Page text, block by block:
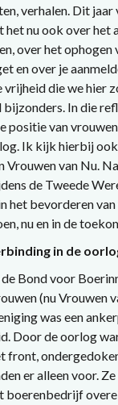
verhalen. Dit jaar
het nu ook over het
over het ophogen
en over je
vrijheid die we hier
bijzonders. In die
positie van
Ik kijk hierbij
Vrouwen van Nu.
de Tweede
het bevorderen van
nu en in de
in de
Bond voor
(nu Vrouwen
was een
Door de oorlog
front,
er alleen voor.
boerenbedrijf